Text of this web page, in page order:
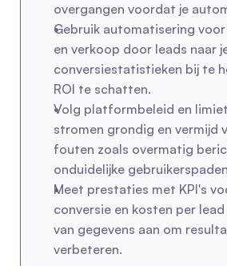
overgangen voordat je
Gebruik automatisering
en verkoop door leads naar
conversiestatistieken bij te
ROI te schatten.
Volg platformbeleid en
stromen grondig en vermijd
fouten zoals overmatig
onduidelijke
Meet prestaties met KPI's
conversie en kosten per
van gegevens aan om
verbeteren.